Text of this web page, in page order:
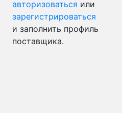
авторизоваться или
зарегистрироваться
и заполнить профиль
поставщика.